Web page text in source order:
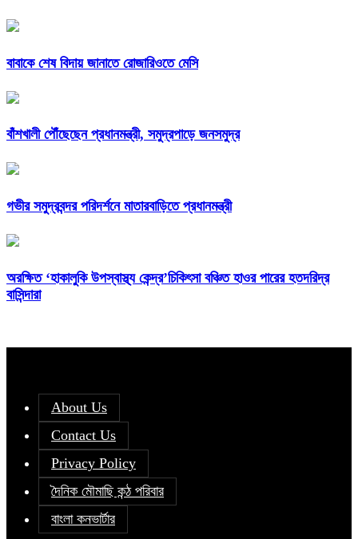
বাবাকে শেষ বিদায় জানাতে রোজারিওতে মেসি
বাঁশখালী পৌঁছেছেন প্রধানমন্ত্রী, সমুদ্রপাড়ে জনসমুদ্র
গভীর সমুদ্রবন্দর পরিদর্শনে মাতারবাড়িতে প্রধানমন্ত্রী
অরক্ষিত ‘হাকালুকি উপস্বাস্থ্য কেন্দ্র’চিকিৎসা বঞ্চিত হাওর পারের হতদরিদ্র
বাসিন্দারা
About Us
Contact Us
Privacy Policy
দৈনিক মৌমাছি কন্ঠ পরিবার
বাংলা কনভার্টার